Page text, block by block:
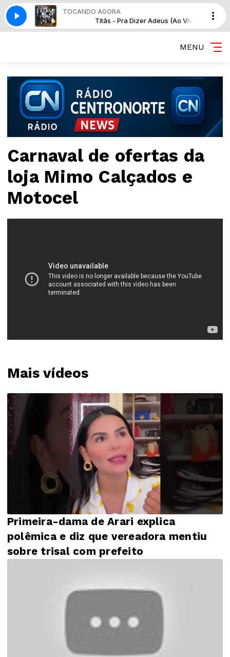
TOCANDO AGORA
Adeus (Ao Vivo) Titãs - Pra Dizer Adeus (Ao Vivo)
MENU
Carnaval de ofertas da
loja Mimo Calçados e
Motocel
Mais vídeos
Primeira-dama de Arari explica
polêmica e diz que vereadora mentiu
sobre trisal com prefeito